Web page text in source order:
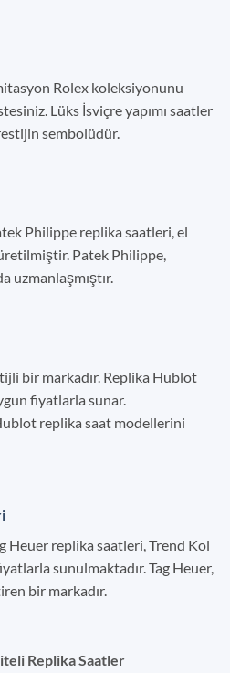
Rolex koleksiyonunu
Lüks İsviçre yapımı saatler
sembolüdür.
Philippe replika saatleri, el
Patek Philippe,
uzmanlaşmıştır.
bir markadır. Replika Hublot
fiyatlarla sunar.
replika saat modellerini
Heuer replika saatleri, Trend Kol
sunulmaktadır. Tag Heuer,
bir markadır.
Replika Saatler